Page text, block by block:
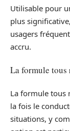
Utilisable pour
plus
usagers
accru.
La formule tous
La formule tous
la fois le
situations, y